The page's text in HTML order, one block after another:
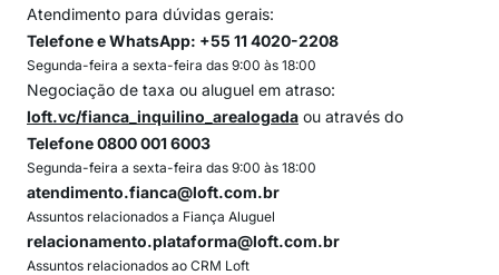
Atendimento para dúvidas gerais:
Telefone e WhatsApp: +55 11 4020-2208
Segunda-feira a sexta-feira das 9:00 às 18:00
Negociação de taxa ou aluguel em atraso:
loft.vc/fianca_inquilino_arealogada ou através do
Telefone 0800 001 6003
Segunda-feira a sexta-feira das 9:00 às 18:00
atendimento.fianca@loft.com.br
Assuntos relacionados a Fiança Aluguel
relacionamento.plataforma@loft.com.br
Assuntos relacionados ao CRM Loft